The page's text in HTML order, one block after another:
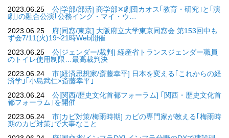
2023.06.25
公[学部/部活] 商学部✕劇団カオス｢教育・研究｣と｢演
劇｣の融合公演｢公務イング・マイ・ウ…
2023.06.25
府[同窓/東京] 大阪府立大学東京同窓会 第153回中も
ず会7/11(火)19~21時Web開催
2023.06.25
公[ジェンダー/裁判] 経産省トランスジェンダー職員
のトイレ使用制限…最高裁判決
2023.06.24
市[経済思想家/斎藤幸平] 日本を変える｢これからの経
済学｣｢小島武仁×斎藤幸平｣
2023.06.24
公[関西/歴史文化首都フォーラム] ｢関西・歴史文化首
都フォーラム｣を開催
2023.06.24
市[カビ対策/梅雨時期] カビの専門家が教える｢梅雨時
期のカビ対策｣で大事なこと